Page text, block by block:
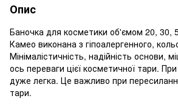
Опис
Баночка для косметики об'ємом 20, 30,
Камео виконана з гіпоалергенного,
Мінімалістичність, надійність основи,
ось переваги цієї косметичної тари.
дуже легка. Це важливо при пересиланні
тари.